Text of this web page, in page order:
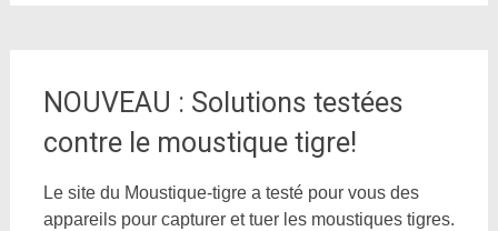
NOUVEAU : Solutions testées
contre le moustique tigre!
Le site du Moustique-tigre a testé pour vous des
appareils pour capturer et tuer les moustiques tigres.